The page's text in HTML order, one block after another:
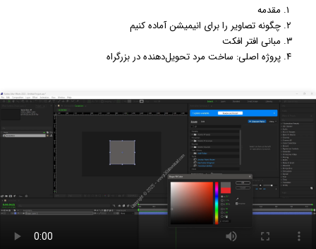
مقدمه
چگونه تصاویر را برای انیمیشنآماده کنیم
مبانی افتر افکت
پروژه اصلی: ساخت مرد تحویل‌دهنده در بزرگراه